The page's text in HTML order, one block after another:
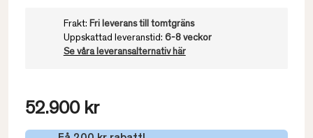
Frakt: Fri leverans till tomtgräns
Uppskattad leveranstid: 6-8 veckor
Se våra leveransalternativ här
52.900 kr